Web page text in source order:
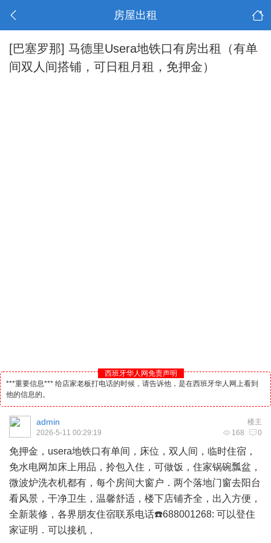
房屋出租
[巴塞罗那] 马德里Usera地铁口有房出租（有单
间双人间搭铺，可日租月租，免押金）
西班牙华人网免责声明
***重要信息*** 给店家老板打电话的时候，请告诉他，是在西班牙华人网上看到
他的信息的。
楼主
admin
168 0
2026-5-11 00:29:19
免押金，usera地铁口有单间，床位，双人间，临时住宿，
免水电网加床上用品，拎包入住，可做饭，住家锅碗瓢盆，
微波炉洗衣机都有，每个房间大窗户．两个落地门窗去阳台
看风景，干净卫生，温馨舒适，楼下店铺齐全，出入方便，
全新装修，各界朋友住宿联系电话☎️688001268: 可以登住
家证明．可以接机，